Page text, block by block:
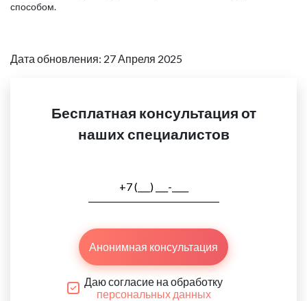
способом.
Дата обновления: 27 Апреля 2025
Бесплатная консультация от
наших специалистов
Анонимная консультация
Даю согласие на обработку
персональных данных